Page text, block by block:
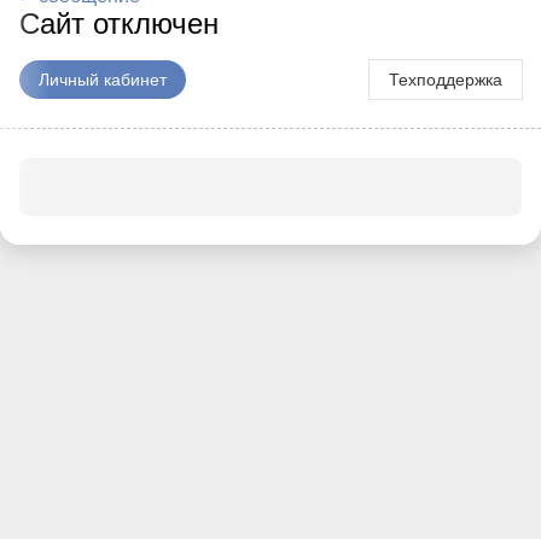
Сайт отключен
Личный кабинет Техподдержка